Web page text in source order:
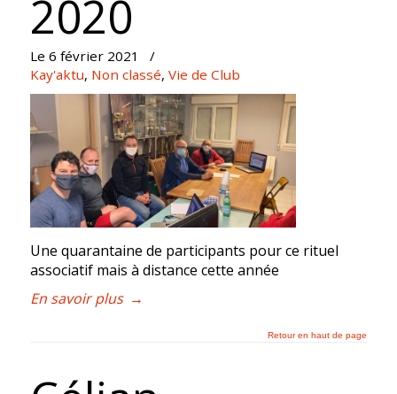
2020
Le 6 février 2021
/
Kay'aktu, Non classé, Vie de Club
Une quarantaine de participants pour ce rituel
associatif mais à distance cette année
En savoir plus →
Retour en haut de page